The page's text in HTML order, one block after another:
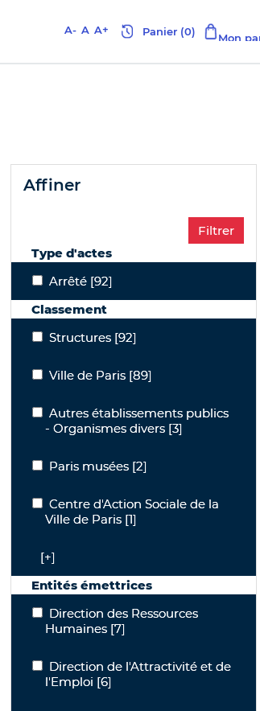
A- A A+
affiner
Type d'actes
Arrêté
Arrêté [92]
Classement
Structures
Structures [92]
Ville de Paris
Ville de Paris [89]
Autres établissements publics -
Autres établissements publics
- Organismes divers [3]
Paris musées
Paris musées [2]
Centre d'Action Sociale de la Ville de
Centre d'Action Sociale de la
Ville de Paris [1]
[+]
Entités émettrices
Direction des Ressources Humaines
Direction des Ressources
Humaines [7]
Direction de l'Attractivité et de
Direction de l'Attractivité et de
l'Emploi [6]